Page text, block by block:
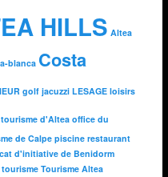
HILLS Altea
blanca Costa
golf jacuzzi LESAGE loisirs
d'Altea office du
de Calpe piscine restaurant
d'initiative de Benidorm
tourisme Tourisme Altea